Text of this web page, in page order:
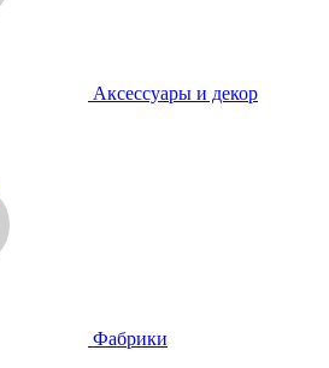
Аксессуары и декор
Фабрики